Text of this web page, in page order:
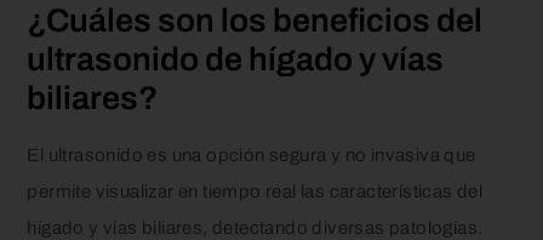
¿Cuáles son los beneficios del
ultrasonido de hígado y vías
biliares?
El ultrasonido es una opción segura y no invasiva que
permite visualizar en tiempo real las características del
hígado y vías biliares, detectando diversas patologías.